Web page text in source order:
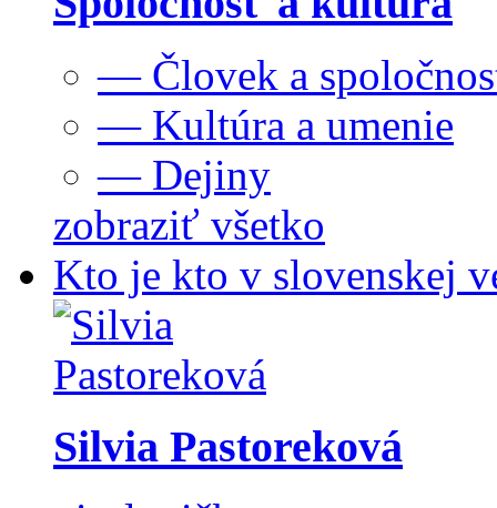
— Človek a
— Kultúra a umenie
— Dejiny
zobraziť všetko
Kto je kto v slovenskej
Silvia Pastoreková